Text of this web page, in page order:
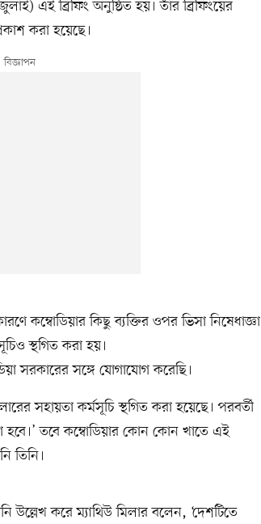
এই ব্রিফিং অনুষ্ঠিত হয়। তাঁর ব্রিফিংয়ের
করা হয়েছে।
কম্বোডিয়ার কিছু ব্যক্তির ওপর ভিসা নিষেধাজ্ঞা
স্থগিত করা হয়।
সরকারের সঙ্গে যোগাযোগ করেছি।
সহায়তা কর্মসূচি স্থগিত করা হয়েছে। পরবর্তী
তবে কম্বোডিয়ার কোন কোন খাতে এই
তিনি।
উল্লেখ করে ম্যাথিউ মিলার বলেন, ‘দেশটিতে